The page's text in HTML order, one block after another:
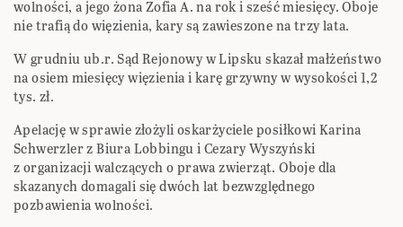
wolności, a jego żona Zofia A. na rok i sześć miesięcy. Oboje
nie trafią do więzienia, kary są zawieszone na trzy lata.
W grudniu ub.r. Sąd Rejonowy w Lipsku skazał małżeństwo
na osiem miesięcy więzienia i karę grzywny w wysokości 1,2
tys. zł.
Apelację w sprawie złożyli oskarżyciele posiłkowi Karina
Schwerzler z Biura Lobbingu i Cezary Wyszyński
z organizacji walczących o prawa zwierząt. Oboje dla
skazanych domagali się dwóch lat bezwzględnego
pozbawienia wolności.